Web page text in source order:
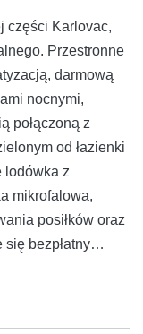
części Karlovac,
Przestronne
darmową
nocnymi,
połączoną z
od łazienki
lodówka z
mikrofalowa,
posiłków oraz
bezpłatny
posiadasz kod,